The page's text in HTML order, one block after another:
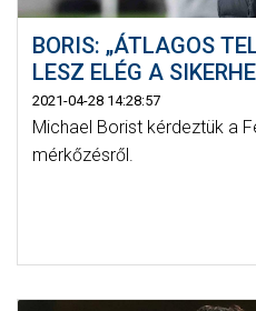
BORIS: „ÁTLAGOS
LESZ ELÉG A
2021-04-28 14:28:57
Michael Borist kérdeztük a
mérkőzésről.